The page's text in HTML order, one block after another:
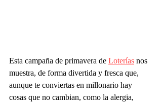
Esta campaña de primavera de Loterías nos
muestra, de forma divertida y fresca que,
aunque te conviertas en millonario hay
cosas que no cambian, como la alergia,